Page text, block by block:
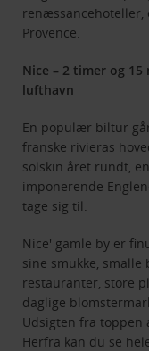
renæssancehoteller,
Provence.
Nice – 2 timer og
lufthavn
En populær biltur
franske rivieras
solskin året rundt,
imponerende
tage sig til.
Nice' gamle by er
sine smukke,
restauranter, store
daglige
Udsigten fra toppen
Herfra kan du se